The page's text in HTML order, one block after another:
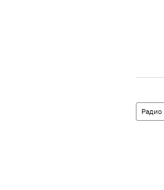
Радио